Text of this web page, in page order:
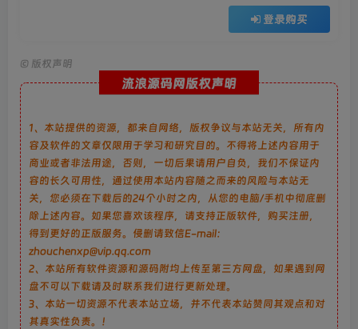
登录购买
© 版权声明
流浪源码网版权声明
1、本站提供的资源，都来自网络，版权争议与本站无关，所有内
容及软件的文章仅限用于学习和研究目的。不得将上述内容用于
商业或者非法用途，否则，一切后果请用户自负，我们不保证内
容的长久可用性，通过使用本站内容随之而来的风险与本站无
关，您必须在下载后的24个小时之内，从您的电脑/手机中彻底删
除上述内容。如果您喜欢该程序，请支持正版软件，购买注册，
得到更好的正版服务。侵删请致信E-mail：
zhouchenxp@vip.qq.com
2、本站所有软件资源和源码附均上传至第三方网盘，如果遇到网
盘不可以下载请及时联系我们进行更新处理。
3、本站一切资源不代表本站立场，并不代表本站赞同其观点和对
其真实性负责。！